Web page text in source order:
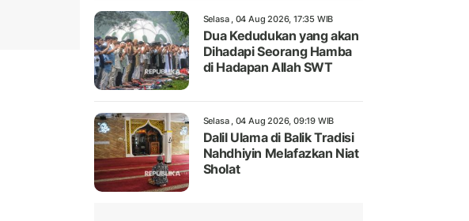
Selasa , 04 Aug 2026, 17:35 WIB
Dua Kedudukan yang akan
Dihadapi Seorang Hamba
di Hadapan Allah SWT
Selasa , 04 Aug 2026, 09:19 WIB
Dalil Ulama di Balik Tradisi
Nahdhiyin Melafazkan Niat
Sholat